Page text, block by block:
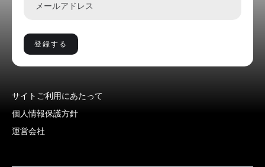
サイトご利用にあたって
個人情報保護方針
運営会社